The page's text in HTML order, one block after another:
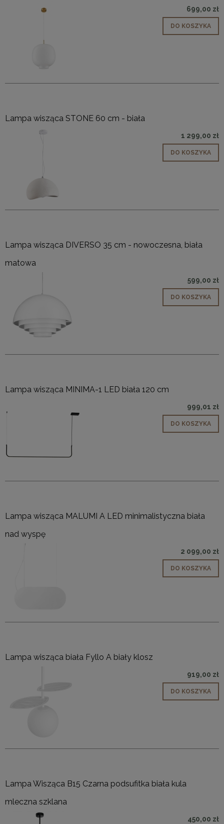
699,00 zł
DO KOSZYKA
Lampa wisząca STONE 60 cm - biała
1 299,00 zł
DO KOSZYKA
Lampa wisząca DIVERSO 35 cm - nowoczesna, biała
matowa
599,00 zł
DO KOSZYKA
Lampa wisząca MINIMA-1 LED biała 120 cm
999,01 zł
DO KOSZYKA
Lampa wisząca MALUMI A LED minimalistyczna biała
nad wyspę
2 099,00 zł
DO KOSZYKA
Lampa wisząca biała Fyllo A biały klosz
919,00 zł
DO KOSZYKA
Lampa Wisząca B15 Czarna podsufitka biała kula
mleczna szklana
450,00 zł